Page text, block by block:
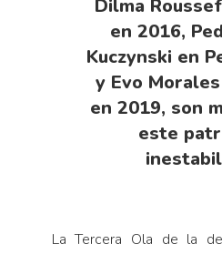
Dilma
en 2016,
Kuczynski en
y Evo
en 2019, son
este
La Tercera Ola de la